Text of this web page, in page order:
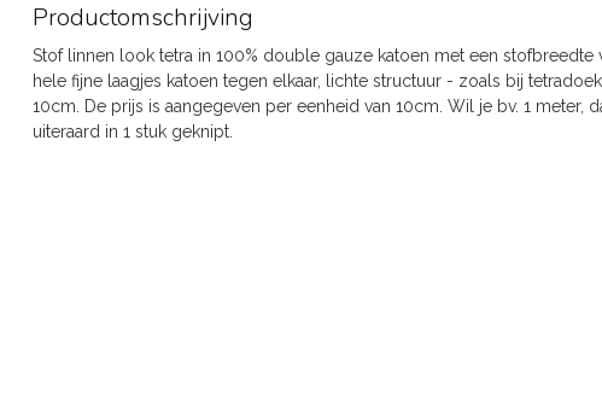
Productomschrijving
Stof linnen look tetra in 100% double gauze katoen met een stofbreedte
hele fijne laagjes katoen tegen elkaar, lichte structuur - zoals bij
10cm. De prijs is aangegeven per eenheid van 10cm. Wil je bv. 1 meter,
uiteraard in 1 stuk geknipt.